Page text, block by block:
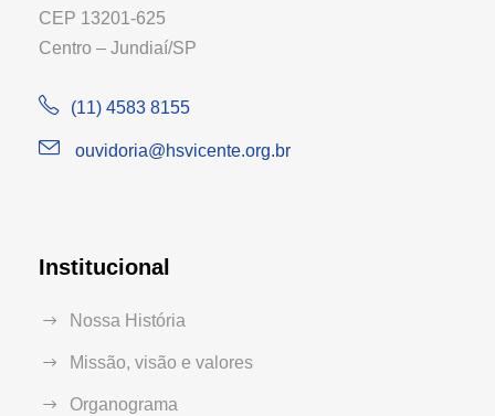
CEP 13201-625
Centro – Jundiaí/SP
(11) 4583 8155
ouvidoria@hsvicente.org.br
Institucional
Nossa História
Missão, visão e valores
Organograma